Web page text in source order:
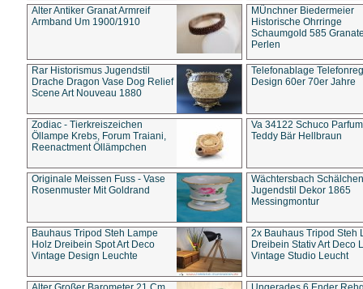
Alter Antiker Granat Armreif
Armband Um 1900/1910
MÜnchner Biedermeier
Historische Ohrringe
Schaumgold 585
Perlen
Rar Historismus Jugendstil
Drache Dragon Vase Dog Relief
Scene Art Nouveau 1880
Telefonablage
Design 60er 70er Jahre
Zodiac - Tierkreiszeichen
Öllampe Krebs, Forum Traiani,
Reenactment Öllämpchen
Va 34122 Schuco
Teddy Bär Hellbraun
Originale Meissen Fuss - Vase
Rosenmuster Mit Goldrand
Wächtersbach Schälchen
Jugendstil Dekor 1865
Messingmontur
Bauhaus Tripod Steh Lampe
Holz Dreibein Spot Art Deco
Vintage Design Leuchte
2x Bauhaus Tripod Steh
Dreibein Stativ Art Deco
Vintage Studio Leucht